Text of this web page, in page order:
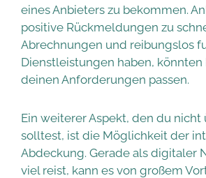
eines Anbieters zu bekommen.
positive Rückmeldungen zu
Abrechnungen und reibungslos
Dienstleistungen haben, könnten
deinen Anforderungen passen.
Ein weiterer Aspekt, den du nicht
solltest, ist die Möglichkeit der
Abdeckung. Gerade als digitaler
viel reist, kann es von großem